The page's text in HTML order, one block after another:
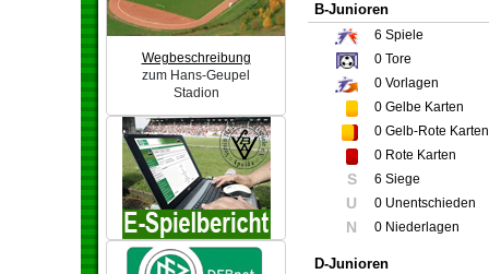
Wegbeschreibung
zum Hans-Geupel
Stadion
B-Junioren
6 Spiele
0 Tore
0 Vorlagen
0 Gelbe Karten
0 Gelb-Rote Karten
0 Rote Karten
S 6 Siege
U 0 Unentschieden
N 0 Niederlagen
D-Junioren